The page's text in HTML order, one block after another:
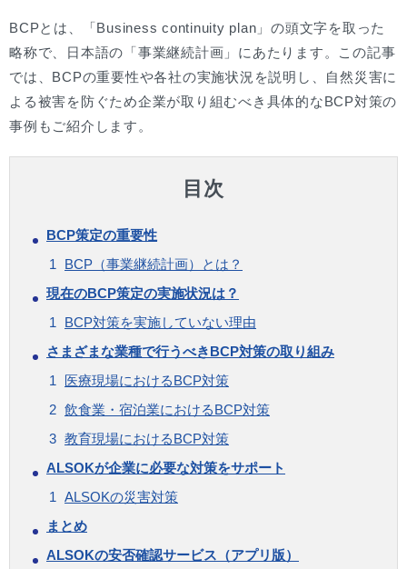
BCPとは、「Business continuity plan」の頭文字を取った
略称で、日本語の「事業継続計画」にあたります。この記事
では、BCPの重要性や各社の実施状況を説明し、自然災害に
よる被害を防ぐため企業が取り組むべき具体的なBCP対策の
事例もご紹介します。
目次
BCP策定の重要性
BCP（事業継続計画）とは？
現在のBCP策定の実施状況は？
BCP対策を実施していない理由
さまざまな業種で行うべきBCP対策の取り組み
医療現場におけるBCP対策
飲食業・宿泊業におけるBCP対策
教育現場におけるBCP対策
ALSOKが企業に必要な対策をサポート
ALSOKの災害対策
まとめ
ALSOKの安否確認サービス（アプリ版）